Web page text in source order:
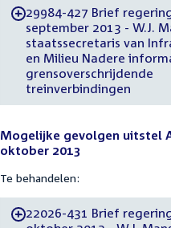
-29984-427 Brief
september 2013 - W.J.
staatssecretaris van
en Milieu Nadere
grensoverschrijdende
treinverbindingen
Mogelijke gevolgen uitstel
oktober 2013
Te behandelen:
-22026-431 Brief